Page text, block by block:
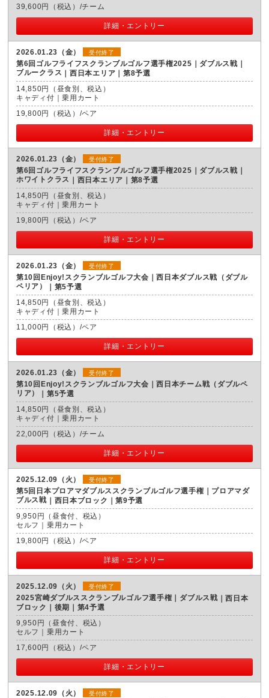
39,600円（税込）/チーム
詳細・エントリー
2026.01.23（金） 受付終了
第6回ゴルフライフスクランブルゴルフ選手権2025｜ダブルス戦｜
ブルークラス
西日本エリア｜第8予選
14,850円（昼食別、税込）
キャディ付｜乗用カート
19,800円（税込）/ペア
詳細・エントリー
2026.01.23（金） 受付終了
第6回ゴルフライフスクランブルゴルフ選手権2025｜ダブルス戦｜
ホワイトクラス
西日本エリア｜第8予選
14,850円（昼食別、税込）
キャディ付｜乗用カート
19,800円（税込）/ペア
詳細・エントリー
2026.01.23（金） 受付終了
第10回Enjoy!スクランブルゴルフ大会｜西日本ダブルス戦（ダブル
ペリア）
第5予選
14,850円（昼食別、税込）
キャディ付｜乗用カート
11,000円（税込）/ペア
詳細・エントリー
2026.01.23（金） 受付終了
第10回Enjoy!スクランブルゴルフ大会｜西日本チーム戦（ダブルペ
リア）
第5予選
14,850円（昼食別、税込）
キャディ付｜乗用カート
22,000円（税込）/チーム
詳細・エントリー
2025.12.09（火） 受付終了
第5回日本プロアマダブルススクランブルゴルフ選手権｜プロアマダ
ブルス戦
西日本ブロック｜第9予選
9,950円（昼食付、税込）
セルフ｜乗用カート
19,800円（税込）/ペア
詳細・エントリー
2025.12.09（火） 受付終了
2025宮崎ダブルススクランブルゴルフ選手権｜ダブルス戦
西日本
ブロック｜後期｜第4予選
9,950円（昼食付、税込）
セルフ｜乗用カート
17,600円（税込）/ペア
詳細・エントリー
2025.12.09（火） 受付終了